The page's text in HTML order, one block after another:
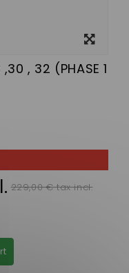
, 32 (PHASE 1
229,00 € tax incl.